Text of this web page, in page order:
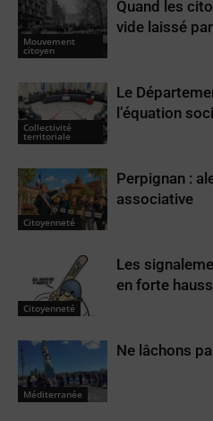
Mouvement
citoyen
Quand les
vide laissé
Collectivité
territoriale
Le
l’équation
Citoyenneté
Perpignan :
associative
Citoyenneté
Les
en forte
Méditerranée
Ne lâchons